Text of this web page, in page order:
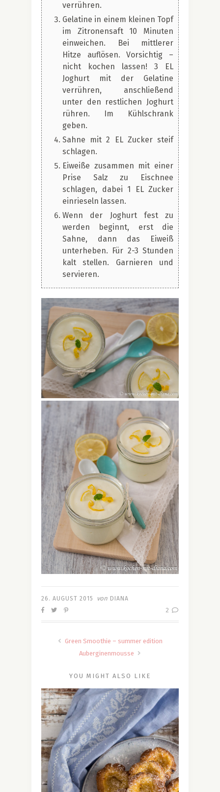
verrühren.
Gelatine in einem kleinen Topf
im Zitronensaft 10 Minuten
einweichen. Bei mittlerer
Hitze auflösen. Vorsichtig –
nicht kochen lassen! 3 EL
Joghurt mit der Gelatine
verrühren, anschließend
unter den restlichen Joghurt
rühren. Im Kühlschrank
geben.
Sahne mit 2 EL Zucker steif
schlagen.
Eiweiße zusammen mit einer
Prise Salz zu Eischnee
schlagen, dabei 1 EL Zucker
einrieseln lassen.
Wenn der Joghurt fest zu
werden beginnt, erst die
Sahne, dann das Eiweiß
unterheben. Für 2-3 Stunden
kalt stellen. Garnieren und
servieren.
26. AUGUST 2015 von DIANA
2
Green Smoothie – summer edition
Auberginenmousse
YOU MIGHT ALSO LIKE